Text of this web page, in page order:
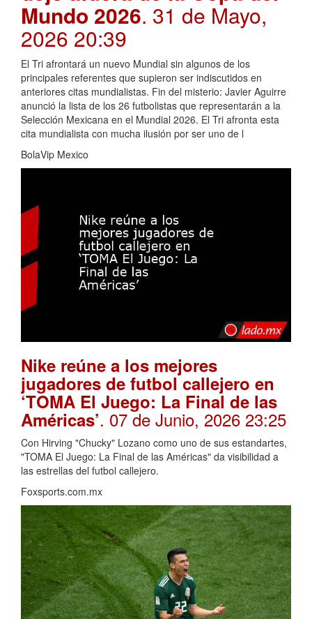
Mundo 2026. 31 de Mayo,
2026 20:39
El Tri afrontará un nuevo Mundial sin algunos de los
principales referentes que supieron ser indiscutidos en
anteriores citas mundialistas. Fin del misterio: Javier Aguirre
anunció la lista de los 26 futbolistas que representarán a la
Selección Mexicana en el Mundial 2026. El Tri afronta esta
cita mundialista con mucha ilusión por ser uno de l
BolaVip Mexico
Nike reúne a los mejores
jugadores de futbol callejero en
‘TOMA El Juego: La Final de las
Américas’. 07 de Junio, 2026 23:25
Con Hirving "Chucky" Lozano como uno de sus estandartes,
"TOMA El Juego: La Final de las Américas" da visibilidad a
las estrellas del futbol callejero.
Foxsports.com.mx